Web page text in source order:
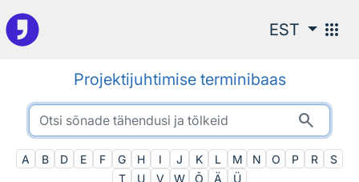
Otsingu juurde
EST apps
Projektijuhtimise terminibaas
search
A B D E F G H I J K L M N O P R
S
T
U V W Õ Ä Ü